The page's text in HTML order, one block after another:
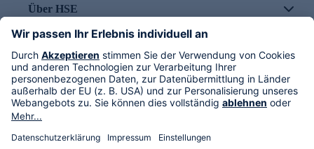
Über HSE
Im TV
HSE International